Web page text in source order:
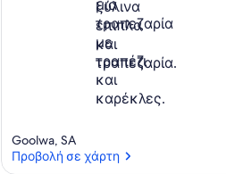
Goolwa, SA
Προβολή σε χάρτη